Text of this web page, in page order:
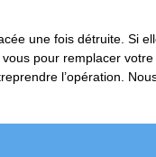
une fois détruite. Si
pour remplacer
l’opération.